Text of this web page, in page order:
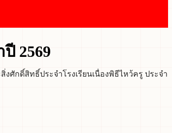
2569
ศักดิ์สิทธิ์ประจำโรงเรียนเนื่องพิธีไหว้ครู ประจำ